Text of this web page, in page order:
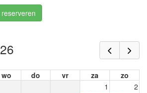
wo do vr za
zo
1
2